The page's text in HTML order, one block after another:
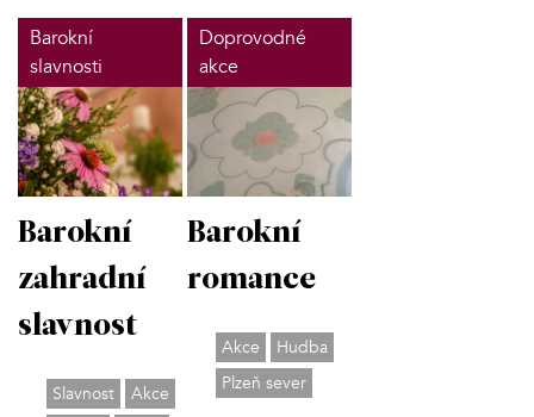
Barokní
slavnosti
Barokní
zahradní
slavnost
Slavnost
Akce
Doprovodné
akce
Barokní
romance
Akce
Hudba
Plzeň sever